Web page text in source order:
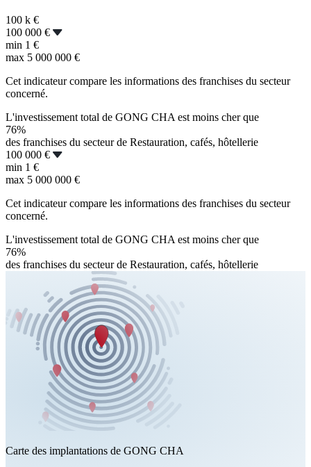
100 k €
100 000 €
min 1 €
max 5 000 000 €
Cet indicateur compare les informations des franchises du secteur
concerné.
L'investissement total de GONG CHA est moins cher que
76%
des franchises du secteur de Restauration, cafés, hôtellerie
100 000 €
min 1 €
max 5 000 000 €
Cet indicateur compare les informations des franchises du secteur
concerné.
L'investissement total de GONG CHA est moins cher que
76%
des franchises du secteur de Restauration, cafés, hôtellerie
Carte des implantations de GONG CHA